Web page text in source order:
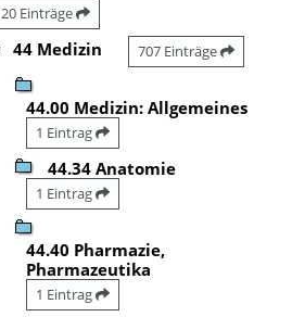
20 Einträge
44 Medizin 707 Einträge
44.00 Medizin: Allgemeines
1 Eintrag
44.34 Anatomie
1 Eintrag
44.40 Pharmazie,
Pharmazeutika
1 Eintrag